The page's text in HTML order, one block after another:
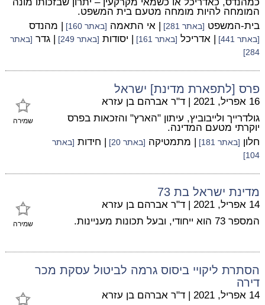
המומחה להיות מומחה מטעם בית המשפט.
בית-המשפט [באתר 281] | אי התאמה [באתר 160] | מהנדס
[באתר 441] | אדריכל [באתר 161] | יסודות [באתר 249] | גדר [באתר
284]
פרס [לתפארת מדינת] ישראל
שמירה
16 אפריל, 2021 | ד"ר אברהם בן עזרא
גולדרייך ולייבוביץ, עיתון "הארץ" והזכאות בפרס
יוקרתי מטעם המדינה.
חלון [באתר 181] | מתמטיקה [באתר 20] | חידות [באתר
104]
מדינת ישראל בת 73
שמירה
14 אפריל, 2021 | ד"ר אברהם בן עזרא
המספר 73 הוא ייחודי, ובעל תכונות מעניינות.
הסתרת ליקויי ביסוס גרמה לביטול עסקת מכר
דירה
14 אפריל, 2021 | ד"ר אברהם בן עזרא